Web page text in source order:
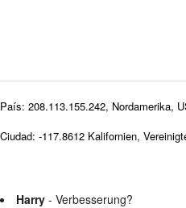
País: 208.113.155.242, Nordamerika,
Ciudad: -117.8612 Kalifornien,
Harry - Verbesserung?